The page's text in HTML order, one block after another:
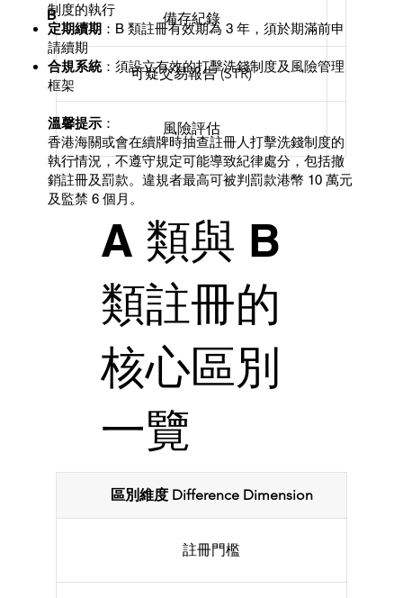
B 類註冊的主要反洗錢責任
備存紀錄
可疑交易報告 (STR)
風險評估
制度的執行
定期續期 ： B 類註冊有效期為 3 年，須於期滿前申
請續期
合規系統： 須設立有效的打擊洗錢制度及風險管理
框架
溫馨提示：
香港海關或會在續牌時抽查註冊人打擊洗錢制度的
執行情況，不遵守規定可能導致紀律處分，包括撤
銷註冊及罰款。違規者最高可被判罰款港幣 10 萬元
及監禁 6 個月。
A 類與 B
類註冊的
核心區別
一覽
區別維度 Difference Dimension
註冊門檻